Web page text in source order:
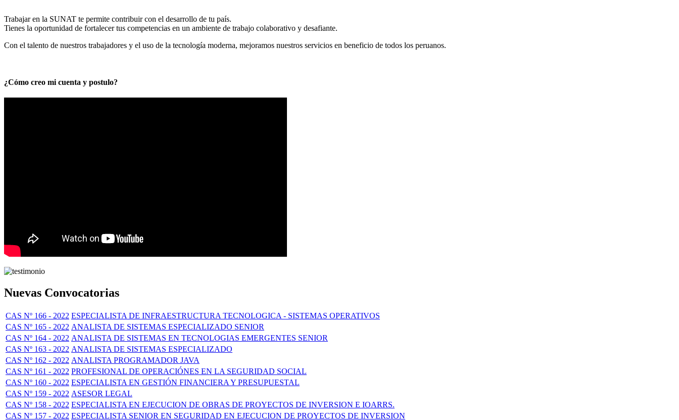
Trabajar en la SUNAT te permite contribuir con el desarrollo de tu país.
Tienes la oportunidad de fortalecer tus competencias en un ambiente de trabajo colaborativo y desafiante.
Con el talento de nuestros trabajadores y el uso de la tecnología moderna, mejoramos nuestros servicios en beneficio de todos los peruanos.
¿Cómo creo mi cuenta y postulo?
Nuevas Convocatorias
CAS Nº 166 - 2022 ESPECIALISTA DE INFRAESTRUCTURA TECNOLOGICA - SISTEMAS OPERATIVOS
CAS Nº 165 - 2022 ANALISTA DE SISTEMAS ESPECIALIZADO SENIOR
CAS Nº 164 - 2022 ANALISTA DE SISTEMAS EN TECNOLOGIAS EMERGENTES SENIOR
CAS Nº 163 - 2022 ANALISTA DE SISTEMAS ESPECIALIZADO
CAS Nº 162 - 2022 ANALISTA PROGRAMADOR JAVA
CAS Nº 161 - 2022 PROFESIONAL DE OPERACIÓNES EN LA SEGURIDAD SOCIAL
CAS Nº 160 - 2022 ESPECIALISTA EN GESTIÓN FINANCIERA Y PRESUPUESTAL
CAS Nº 159 - 2022 ASESOR LEGAL
CAS Nº 158 - 2022 ESPECIALISTA EN EJECUCION DE OBRAS DE PROYECTOS DE INVERSION E IOARRS.
CAS Nº 157 - 2022 ESPECIALISTA SENIOR EN SEGURIDAD EN EJECUCION DE PROYECTOS DE INVERSION